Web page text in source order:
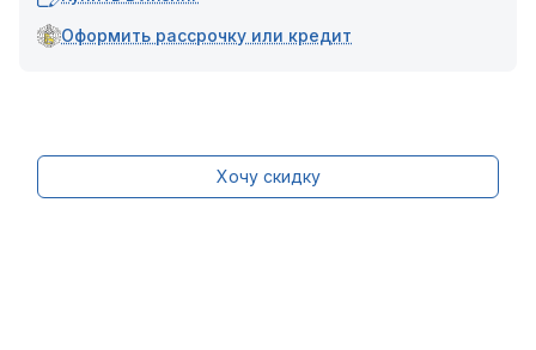
Оформить рассрочку или кредит
Хочу скидку